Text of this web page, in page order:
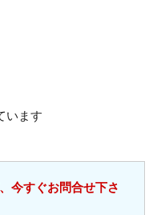
います
今すぐお問合せ下さ